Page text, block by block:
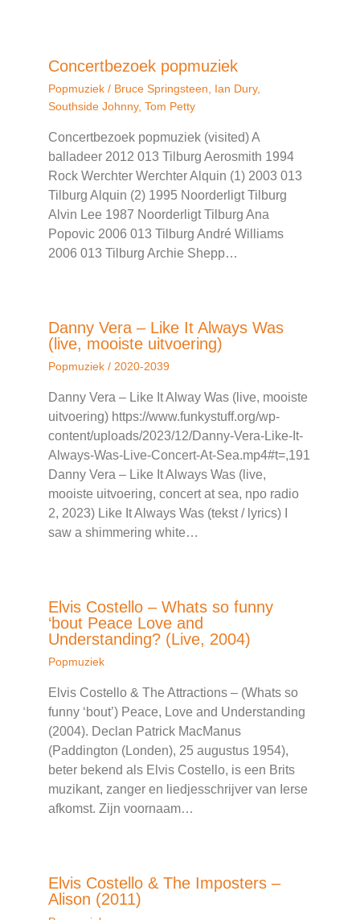
Concertbezoek popmuziek
Popmuziek / Bruce Springsteen Ian Dury,
Southside Johnny, Tom Petty
Concertbezoek popmuziek (visited) A
balladeer 2012 013 Tilburg Aerosmith 1994
Rock Werchter Werchter Alquin (1) 2003 013
Tilburg Alquin (2) 1995 Noorderligt Tilburg
Alvin Lee 1987 Noorderligt Tilburg Ana
Popovic 2006 013 Tilburg André Williams
2006 013 Tilburg Archie Shepp…
Danny Vera – Like It Always Was
(live, mooiste uitvoering)
Popmuziek / 2020-2039
Danny Vera – Like It Alway Was (live, mooiste
uitvoering) https://www.funkystuff.org/wp-
content/uploads/2023/12/Danny-Vera-Like-It-
Always-Was-Live-Concert-At-Sea.mp4#t=,191
Danny Vera – Like It Always Was (live,
mooiste uitvoering, concert at sea, npo radio
2, 2023) Like It Always Was (tekst / lyrics) I
saw a shimmering white…
Elvis Costello – Whats so funny
‘bout Peace Love and
Understanding? (Live, 2004)
Popmuziek
Elvis Costello & The Attractions – (Whats so
funny ‘bout’) Peace, Love and Understanding
(2004). Declan Patrick MacManus
(Paddington (Londen), 25 augustus 1954),
beter bekend als Elvis Costello, is een Brits
muzikant, zanger en liedjesschrijver van Ierse
afkomst. Zijn voornaam…
Elvis Costello & The Imposters –
Alison (2011)